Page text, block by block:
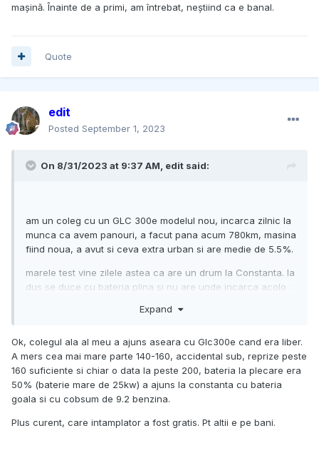
mașină. Înainte de a primi, am întrebat, neștiind ca e banal.
Quote
edit
Posted September 1, 2023
On 8/31/2023 at 9:37 AM, edit said:
am un coleg cu un GLC 300e modelul nou, incarca zilnic la
munca ca avem panouri, a facut pana acum 780km, masina
fiind noua, a avut si ceva extra urban si are medie de 5.5%.
marele test vine zilele astea ca are un drum la Constanta. la
dus se duce cu bateria plina si nu are unde incarca acolo
Expand
Ok, colegul ala al meu a ajuns aseara cu Glc300e cand era liber.
A mers cea mai mare parte 140-160, accidental sub, reprize peste
160 suficiente si chiar o data la peste 200, bateria la plecare era
50% (baterie mare de 25kw) a ajuns la constanta cu bateria
goala si cu cobsum de 9.2 benzina.
Plus curent, care intamplator a fost gratis. Pt altii e pe bani.